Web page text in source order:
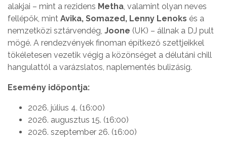
alakjai – mint a rezidens Metha, valamint olyan neves
fellépők, mint Avika, Somazed, Lenny Lenoks és a
nemzetközi sztárvendég, Joone (UK) – állnak a DJ pult
mögé. A rendezvények finoman építkező szettjeikkel
tökéletesen vezetik végig a közönséget a délutáni chill
hangulattól a varázslatos, naplementés bulizásig.
Esemény időpontja:
2026. július 4. (16:00)
2026. augusztus 15. (16:00)
2026. szeptember 26. (16:00)